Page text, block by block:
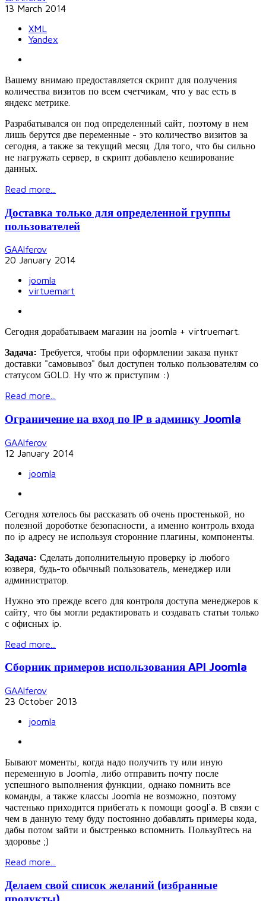
13 March 2014
XML
Yandex
Вашему внимаю предоставляется скрипт для получения
количества визитов по всем счетчикам, что у вас есть в
яндекс метрике.
Разрабатывался он под определенный сайт, поэтому в нем
лишь берутся две переменные - это количество визитов за
сегодня, а также за текущий месяц. Для того, что бы сильно
не нагружать сервер, в скрипт добавлено кеширование
данных.
Read more...
Доставка только для определенной группы
пользователей
GAAlferov
20 January 2014
joomla
virtuemart
Сегодня дорабатываем магазин на joomla + virtruemart.
Задача: Требуется, чтобы при оформлении заказа пункт
доставки "самовывоз" был доступен только пользователям со
статусом GOLD. Ну что ж приступим :)
Read more...
Ограничение на вход по IP в админку Joomla
GAAlferov
12 January 2014
joomla
Сегодня хотелось бы рассказать об очень простенькой, но
полезной дороботке безопасности, а именно контроль входа
по ip адресу не используя сторонние плагины, компоненты.
Задача: Сделать дополнительную проверку ip любого
юзверя, будь-то обычный пользователь, менеджер или
администратор.
Нужно это прежде всего для контроля доступа менеджеров к
сайту, что бы могли редактировать и создавать статьи только
с офисных ip.
Read more...
Сборник примеров использования API Joomla
GAAlferov
23 October 2013
joomla
Бывают моменты, когда надо получить ту или иную
переменную в Joomla, либо отправить почту после
успешного выполнения функции, однако помнить все
команды, а также классы Joomla не возможно, поэтому
частенько приходится прибегать к помощи googl`a. В связи с
чем в данную тему буду постоянно добавлять примеры кода,
дабы потом зайти и быстренько вспомнить. Пользуйтесь на
здоровье ;)
Read more...
Делаем свой список желаний (избранные